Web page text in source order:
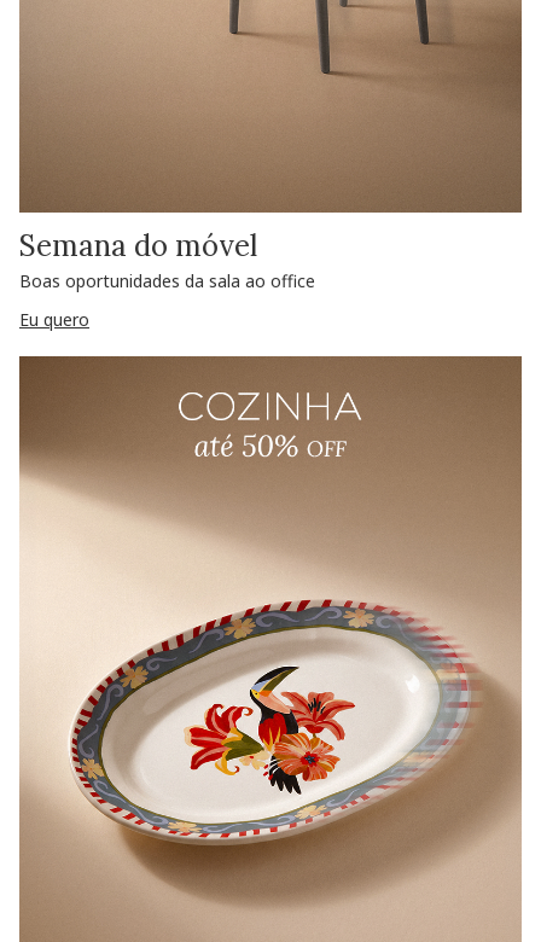
Semana do móvel
Boas oportunidades da sala ao office
Eu quero